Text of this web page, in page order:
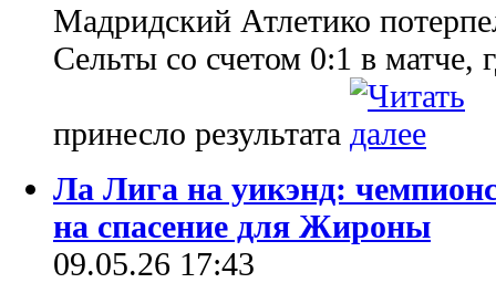
Мадридский Атлетико
Сельты со счетом 0:1 в матче,
принесло результата
Ла Лига на уикэнд:
на спасение для Жироны
09.05.26 17:43